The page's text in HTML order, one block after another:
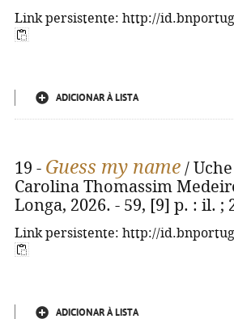
Link persistente: http://
ADICIONAR À LISTA
19 - Guess my name /
Carolina Thomassim
Longa, 2026. - 59, [9] p. : il. ;
Link persistente: http://
ADICIONAR À LISTA